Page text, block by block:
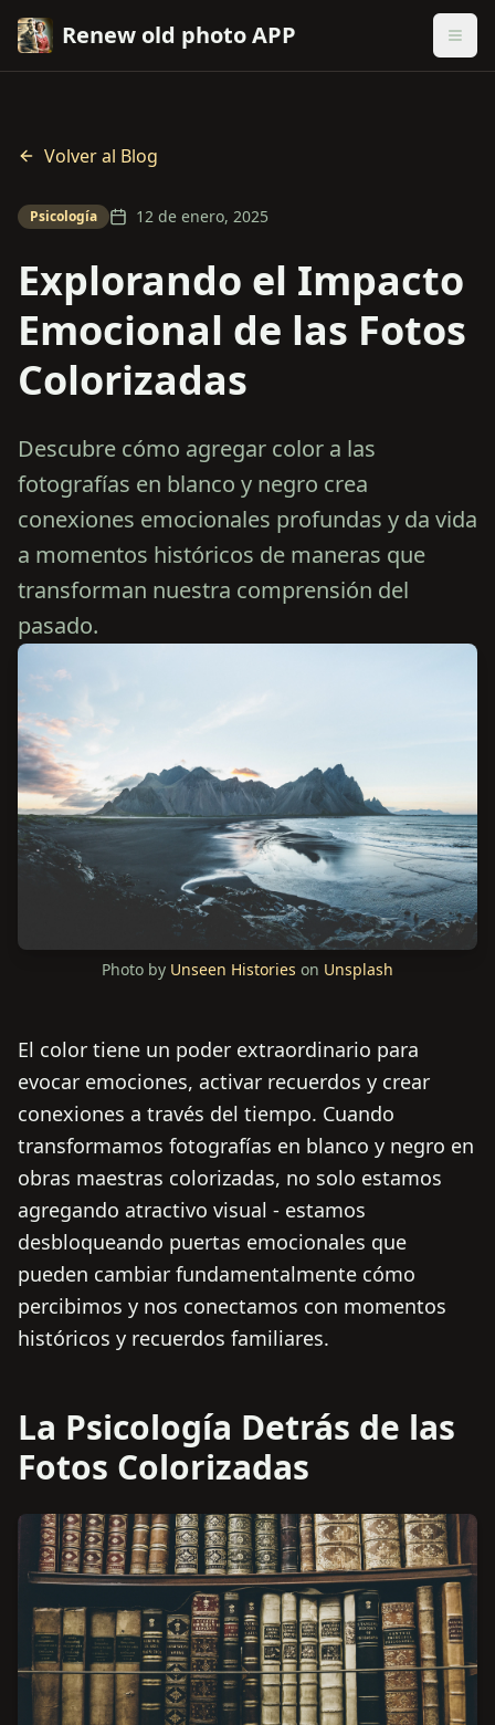
Renew old photo APP
Volver al Blog
Psicología 12 de enero, 2025
Explorando el Impacto
Emocional de las Fotos
Colorizadas
Descubre cómo agregar color a las
fotografías en blanco y negro crea
conexiones emocionales profundas y da vida
a momentos históricos de maneras que
transforman nuestra comprensión del
pasado.
Photo by Unseen Histories on Unsplash
El color tiene un poder extraordinario para
evocar emociones, activar recuerdos y crear
conexiones a través del tiempo. Cuando
transformamos fotografías en blanco y negro en
obras maestras colorizadas, no solo estamos
agregando atractivo visual - estamos
desbloqueando puertas emocionales que
pueden cambiar fundamentalmente cómo
percibimos y nos conectamos con momentos
históricos y recuerdos familiares.
La Psicología Detrás de las
Fotos Colorizadas